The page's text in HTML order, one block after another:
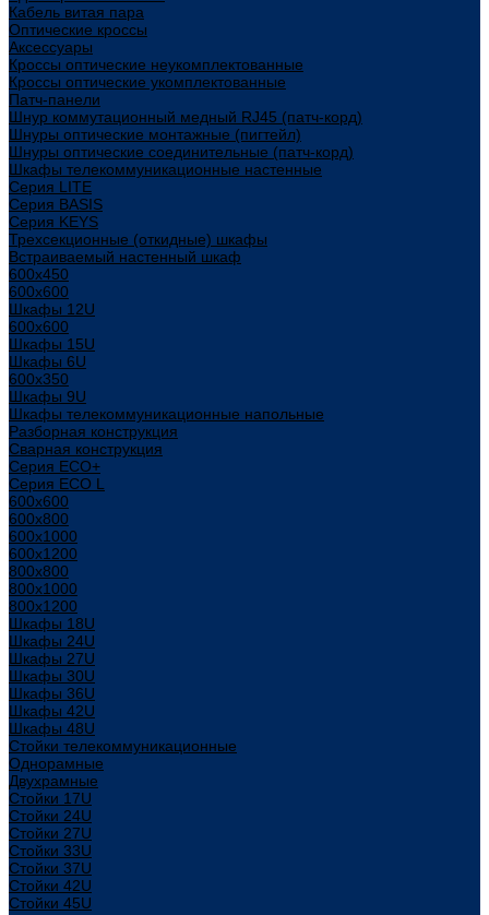
Кабель витая пара
Оптические кроссы
Аксессуары
Кроссы оптические неукомплектованные
Кроссы оптические укомплектованные
Патч-панели
Шнур коммутационный медный RJ45 (патч-корд)
Шнуры оптические монтажные (пигтейл)
Шнуры оптические соединительные (патч-корд)
Шкафы телекоммуникационные настенные
Cерия LITE
Cерия BASIS
Cерия KEYS
Трехсекционные (откидные) шкафы
Встраиваемый настенный шкаф
600x450
600x600
Шкафы 12U
600x600
Шкафы 15U
Шкафы 6U
600x350
Шкафы 9U
Шкафы телекоммуникационные напольные
Разборная конструкция
Сварная конструкция
Серия ECO+
Серия ECO L
600x600
600x800
600х1000
600х1200
800x800
800х1000
800х1200
Шкафы 18U
Шкафы 24U
Шкафы 27U
Шкафы 30U
Шкафы 36U
Шкафы 42U
Шкафы 48U
Стойки телекоммуникационные
Однорамные
Двухрамные
Стойки 17U
Стойки 24U
Стойки 27U
Стойки 33U
Стойки 37U
Стойки 42U
Стойки 45U